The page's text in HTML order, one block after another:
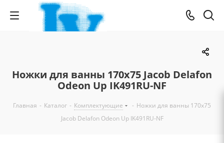
Ножки для ванны 170x75 Jacob Delafon
Odeon Up IK491RU-NF
Главная - Каталог - Комплектующие - Ножки для ванны 170x75
Jacob Delafon Odeon Up IK491RU-NF